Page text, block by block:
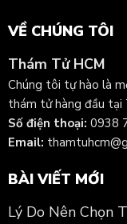
VỀ CHÚNG TÔI
Thám Tử HCM
Chúng tôi tự hào là
thám tử hàng đầu tại
Số điện thoại: 0938
Email:
BÀI VIẾT MỚI
Lý Do Nên Chọn